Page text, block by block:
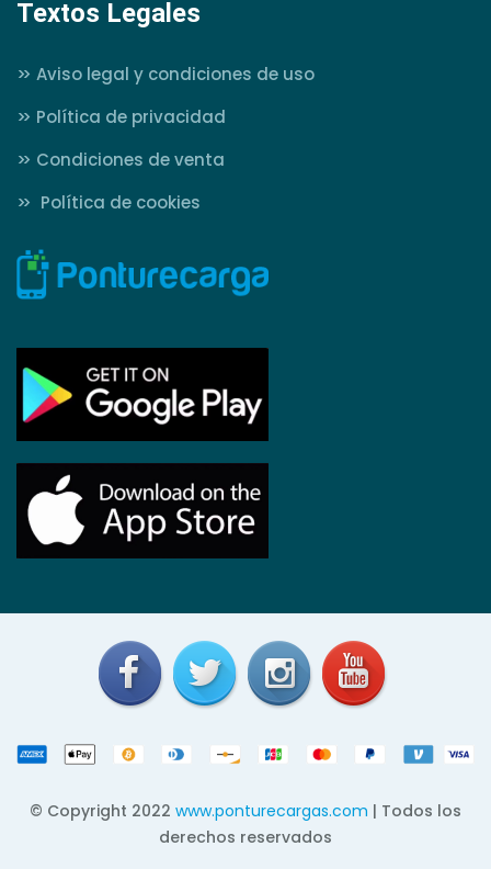
Textos Legales
>> Aviso legal y condiciones de uso
>> Política de privacidad
>> Condiciones de venta
>>
Política de cookies
© Copyright 2022 www.ponturecargas.com | Todos los
derechos reservados